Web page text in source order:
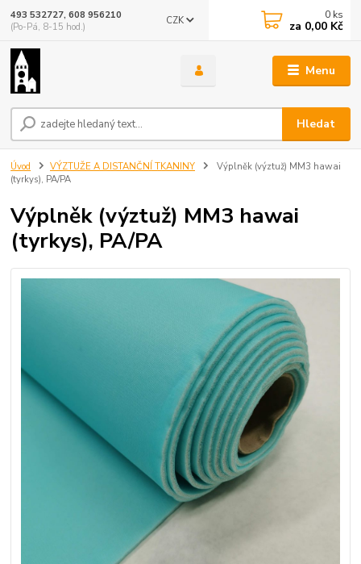
Menu
CZK
Hledat
493 532727, 608 956210
(Po-Pá, 8-15 hod.)
0 ks
za 0,00 Kč
Úvod VÝZTUŽE A DISTANČNÍ TKANINY
Výplněk (výztuž) MM3 hawai
(tyrkys), PA/PA
Výplněk (výztuž) MM3 hawai
(tyrkys), PA/PA